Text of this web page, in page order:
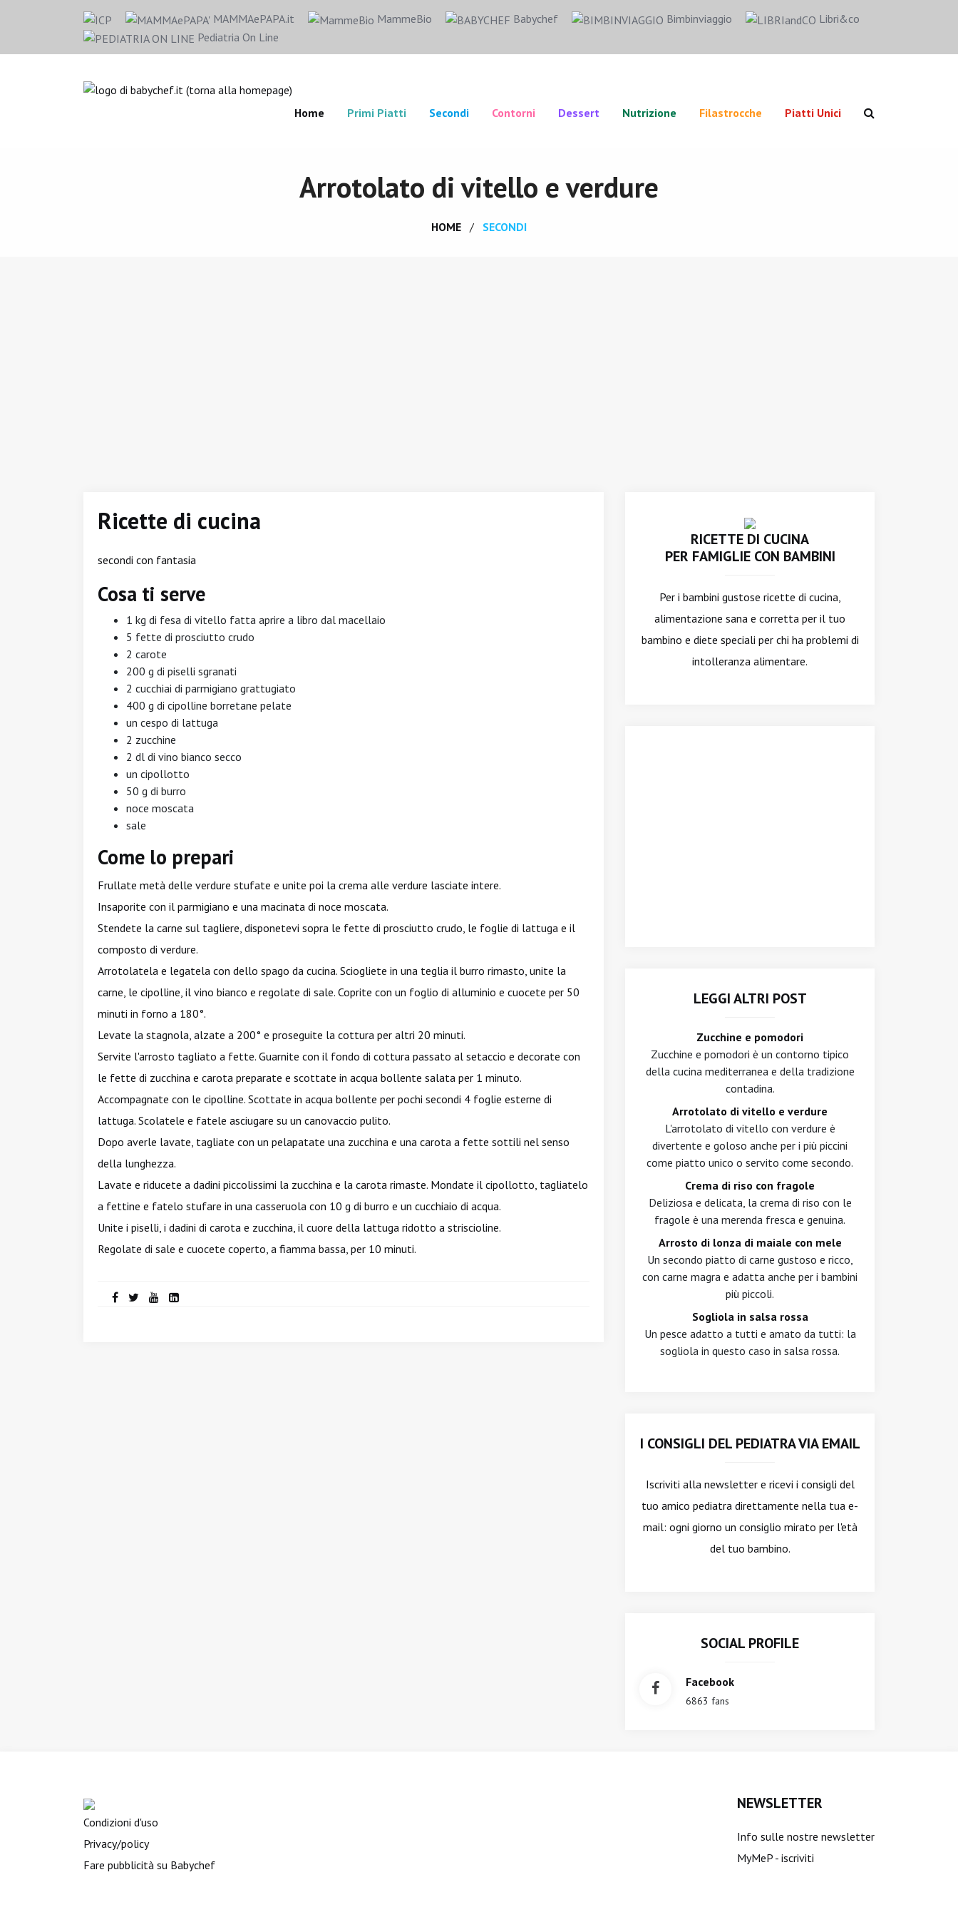
MAMMAePAPA.it MammeBio Babychef Bimbinviaggio
Libri&co
Pediatria On Line
Home Primi Piatti Secondi Contorni Dessert Nutrizione Filastrocche Piatti Unici
Arrotolato di vitello e verdure
HOME SECONDI
Ricette di cucina
secondi con fantasia
Cosa ti serve
1 kg di fesa di vitello fatta aprire a libro dal macellaio
5 fette di prosciutto crudo
2 carote
200 g di piselli sgranati
2 cucchiai di parmigiano grattugiato
400 g di cipolline borretane pelate
un cespo di lattuga
2 zucchine
2 dl di vino bianco secco
un cipollotto
50 g di burro
noce moscata
sale
Come lo prepari
Frullate metà delle verdure stufate e unite poi la crema alle verdure lasciate intere.
Insaporite con il parmigiano e una macinata di noce moscata.
Stendete la carne sul tagliere, disponetevi sopra le fette di prosciutto crudo, le foglie di lattuga e il
composto di verdure.
Arrotolatela e legatela con dello spago da cucina. Sciogliete in una teglia il burro rimasto, unite la
carne, le cipolline, il vino bianco e regolate di sale. Coprite con un foglio di alluminio e cuocete per 50
minuti in forno a 180°.
Levate la stagnola, alzate a 200° e proseguite la cottura per altri 20 minuti.
Servite l'arrosto tagliato a fette. Guarnite con il fondo di cottura passato al setaccio e decorate con
le fette di zucchina e carota preparate e scottate in acqua bollente salata per 1 minuto.
Accompagnate con le cipolline. Scottate in acqua bollente per pochi secondi 4 foglie esterne di
lattuga. Scolatele e fatele asciugare su un canovaccio pulito.
Dopo averle lavate, tagliate con un pelapatate una zucchina e una carota a fette sottili nel senso
della lunghezza.
Lavate e riducete a dadini piccolissimi la zucchina e la carota rimaste. Mondate il cipollotto, tagliatelo
a fettine e fatelo stufare in una casseruola con 10 g di burro e un cucchiaio di acqua.
Unite i piselli, i dadini di carota e zucchina, il cuore della lattuga ridotto a striscioline.
Regolate di sale e cuocete coperto, a fiamma bassa, per 10 minuti.
RICETTE DI CUCINA
PER FAMIGLIE CON BAMBINI
Per i bambini gustose ricette di cucina,
alimentazione sana e corretta per il tuo
bambino e diete speciali per chi ha problemi di
intolleranza alimentare.
LEGGI ALTRI POST
Zucchine e pomodori
Zucchine e pomodori è un contorno tipico
della cucina mediterranea e della tradizione
contadina.
Arrotolato di vitello e verdure
L'arrotolato di vitello con verdure è
divertente e goloso anche per i più piccini
come piatto unico o servito come secondo.
Crema di riso con fragole
Deliziosa e delicata, la crema di riso con le
fragole è una merenda fresca e genuina.
Arrosto di lonza di maiale con mele
Un secondo piatto di carne gustoso e ricco,
con carne magra e adatta anche per i bambini
più piccoli.
Sogliola in salsa rossa
Un pesce adatto a tutti e amato da tutti: la
sogliola in questo caso in salsa rossa.
I CONSIGLI DEL PEDIATRA VIA EMAIL
Iscriviti alla newslettere ricevi i consigli del
tuo amico pediatra direttamente nella tua e-
mail: ogni giorno un consiglio mirato per l'età
del tuo bambino.
SOCIAL PROFILE
Facebook
6863 fans
Condizioni d'uso
Privacy/policy
Fare pubblicità su Babychef
NEWSLETTER
Info sulle nostre newsletter
MyMeP - iscriviti